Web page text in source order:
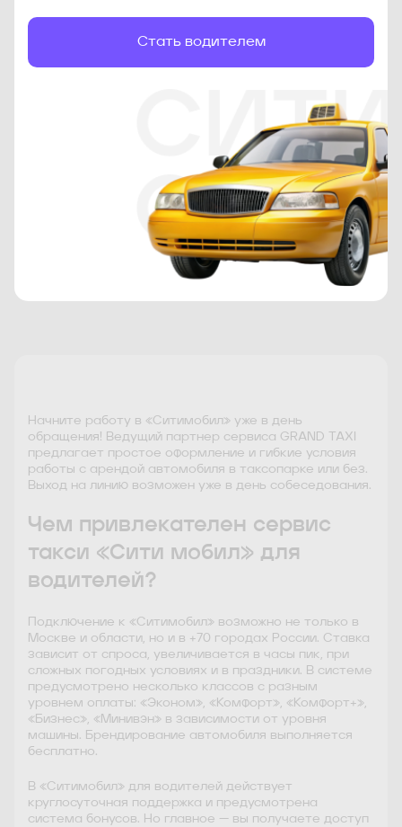
Стать водителем
Начните работу в «Ситимобил» уже в день
обращения! Ведущий партнер сервиса GRAND TAXI
предлагает простое оформление и гибкие условия
работы с арендой автомобиля в таксопарке или без.
Выход на линию возможен уже в день собеседования.
Чем привлекателен сервис
такси «Сити мобил» для
водителей?
Подключение к «Ситимобил» возможно не только в
Москве и области, но и в +70 городах России. Ставка
зависит от спроса, увеличивается в часы пик, при
сложных погодных условиях и в праздники. В системе
предусмотрено несколько классов с разным
уровнем оплаты: «Эконом», «Комфорт», «Комфорт+»,
«Бизнес», «Минивэн» в зависимости от уровня
машины. Брендирование автомобиля выполняется
бесплатно.
В «Ситимобил» для водителей действует
круглосуточная поддержка и предусмотрена
система бонусов. Но главное — вы получаете доступ